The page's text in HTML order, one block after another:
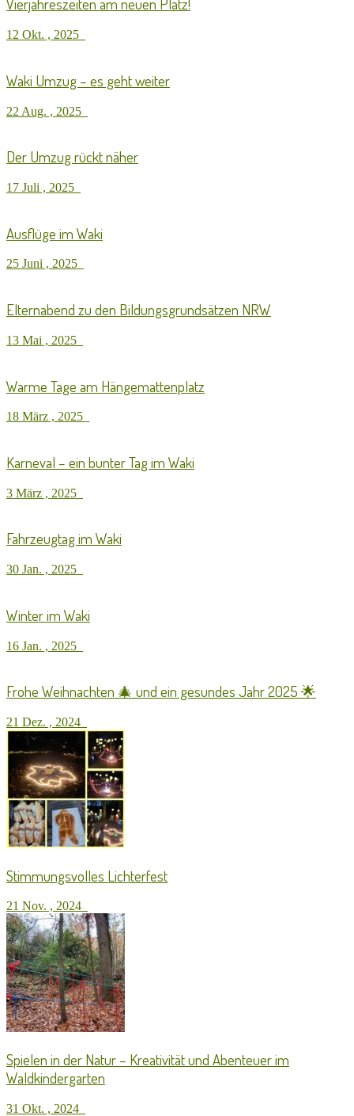
Vierjahreszeiten am neuen Platz!
12 Okt. , 2025
Waki Umzug – es geht weiter
22 Aug. , 2025
Der Umzug rückt näher
17 Juli , 2025
Ausflüge im Waki
25 Juni , 2025
Elternabend zu den Bildungsgrundsätzen NRW
13 Mai , 2025
Warme Tage am Hängemattenplatz
18 März , 2025
Karneval – ein bunter Tag im Waki
3 März , 2025
Fahrzeugtag im Waki
30 Jan. , 2025
Winter im Waki
16 Jan. , 2025
Frohe Weihnachten 🎄 und ein gesundes Jahr 2025 🌟
21 Dez. , 2024
Stimmungsvolles Lichterfest
21 Nov. , 2024
Spielen in der Natur – Kreativität und Abenteuer im
Waldkindergarten
31 Okt. , 2024